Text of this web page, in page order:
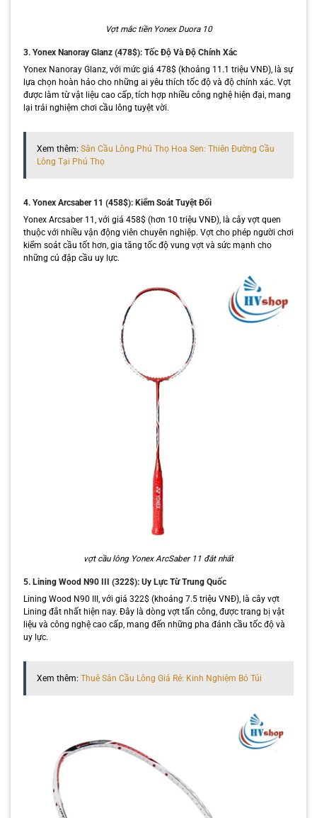
Vợt mắc tiền Yonex Duora 10
3. Yonex Nanoray Glanz (478$): Tốc Độ Và Độ Chính Xác
Yonex Nanoray Glanz, với mức giá 478$ (khoảng 11.1 triệu VNĐ), là sự
lựa chọn hoàn hảo cho những ai yêu thích tốc độ và độ chính xác. Vợt
được làm từ vật liệu cao cấp, tích hợp nhiều công nghệ hiện đại, mang
lại trải nghiệm chơi cầu lông tuyệt vời.
Xem thêm: Sân Cầu Lông Phú Thọ Hoa Sen: Thiên Đường Cầu
Lông Tại Phú Thọ
4. Yonex Arcsaber 11 (458$): Kiểm Soát Tuyệt Đối
Yonex Arcsaber 11, với giá 458$ (hơn 10 triệu VNĐ), là cây vợt quen
thuộc với nhiều vận động viên chuyên nghiệp. Vợt cho phép người chơi
kiểm soát cầu tốt hơn, gia tăng tốc độ vung vợt và sức mạnh cho
những cú đập cầu uy lực.
vợt cầu lông Yonex ArcSaber 11 đắt nhất
5. Lining Wood N90 III (322$): Uy Lực Từ Trung Quốc
Lining Wood N90 III, với giá 322$ (khoảng 7.5 triệu VNĐ), là cây vợt
Lining đắt nhất hiện nay. Đây là dòng vợt tấn công, được trang bị vật
liệu và công nghệ cao cấp, mang đến những pha đánh cầu tốc độ và
uy lực.
Xem thêm: Thuê Sân Cầu Lông Giá Rẻ: Kinh Nghiệm Bỏ Túi